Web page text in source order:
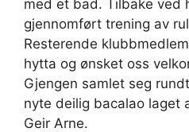
med et bad. Tilbake ved
gjennomført trening av
Resterende
hytta og ønsket oss
Gjengen samlet seg
nyte deilig bacalao laget
Geir Arne.